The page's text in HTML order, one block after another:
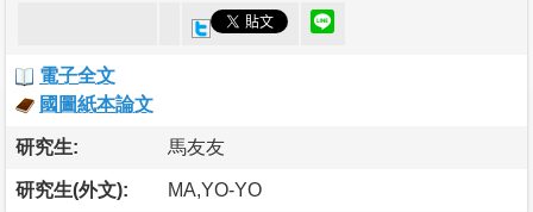
電子全文
國圖紙本論文
研究生: 馬友友
研究生(外文): MA,YO-YO